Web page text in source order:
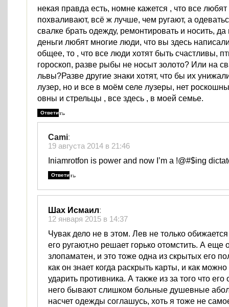
некая правда есть, номне кажется , что все любят
похваливают, всё ж лучше, чем ругают, а
свалке брать одежду, ремонтировать и носить, да
деньги любят многие люди, что вы здесь
общее, то , что все люди хотят быть счастливы,
гороскоп, разве рыбы не носыт золото? Или на
львы?Разве другие знаки хотят, что бы их
лузер, но и все в моём селе лузеры, нет
овны и стрельцы , все здесь , в моей семье.
Ответить
Cami:
19 августа 2014 в 21:46
Iniamrotfon is power and now I’m a !@#$ing
Ответить
Шах Исмаил:
12 января 2015 в 14:37
Чувак дело не в этом. Лев не только обижается
его ругают,но решает горько отомстить. А еще
злопаматен, и это тоже одна из скрытых его
как он знает когда раскрыть карты, и как
ударить противника. А также из за того что его
него бывают слишком больные душевные
насчет одежды соглашусь, хоть я тоже не